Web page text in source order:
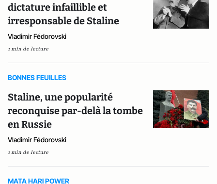
dictature infaillible et
irresponsable de Staline
Vladimir Fédorovski
1 min de lecture
BONNES FEUILLES
Staline, une popularité
reconquise par-delà la tombe
en Russie
Vladimir Fédorovski
1 min de lecture
MATA HARI POWER